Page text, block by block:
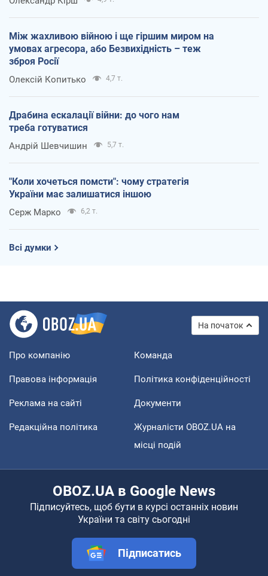
Між жахливою війною і ще гіршим миром на
умовах агресора, або Безвихідність – теж
зброя Росії
Олексій Копитько 4,7 т.
Драбина ескалації війни: до чого нам
треба готуватися
Андрій Шевчишин 5,7 т.
"Коли хочеться помсти": чому стратегія
України має залишатися іншою
Серж Марко 6,2 т.
Всі думки
На початок
Про компанію Команда
Правова інформація Політика конфіденційності
Реклама на сайті Документи
Редакційна політика
Журналісти OBOZ.UA на
місці подій
OBOZ.UA в Google News
Підписуйтесь, щоб бути в курсі останніх новин
України та світу сьогодні
Підписатись